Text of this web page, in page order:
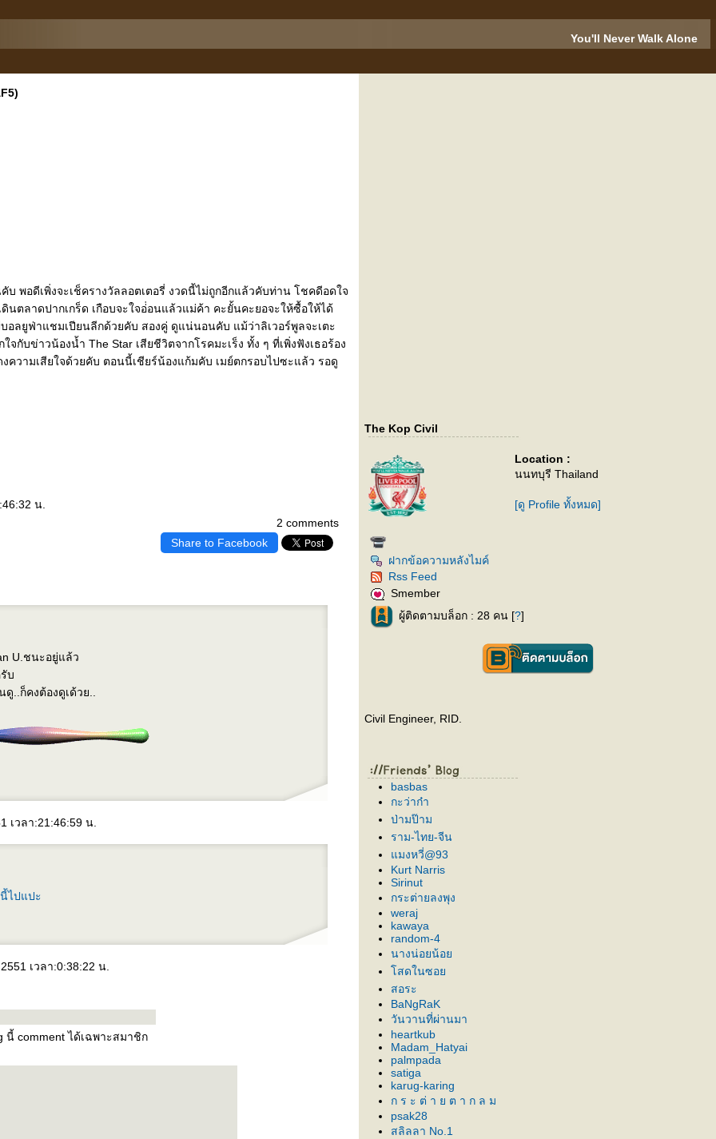
You'll Never Walk Alone
บ พอดีเพิ่งจะเช็ครางวัลลอตเตอรี่ งวดนี้ไม่ถูกอีกแล้วคับท่าน โชคดีอดใจ
นตลาดปากเกร็ด เกือบจะใจอ่่อนแล้วแม่ค้า คะยั้นคะยอจะให้ซื้อให้ได้
อลยูฟ่าแชมเปียนลีกด้วยคับ สองคู่ ดูแน่นอนคับ แม้ว่าลิเวอร์พูลจะเตะ
กับข่าวน้องน้ำ The Star เสียชีวิตจากโรคมะเร็ง ทั้ง ๆ ที่เพิ่งฟังเธอร้อง
งความเสียใจด้วยคับ ตอนนี้เชียร์น้องแก้มคับ เมย์ตกรอบไปซะแล้ว รอดู
2 comments
น.
Share to Facebook
U.ชนะอยู่แล้ว
บ
..ก็คงต้องดูเด้วย..
เวลา:21:46:59 น.
เวลา:0:38:22 น.
นี้ comment ได้เฉพาะสมาชิก
The Kop Civil
Location :
นนทบุรี Thailand
[ดู Profile ทั้งหมด]
ฝากข้อความหลังไมค์
Rss Feed
Smember
ผู้ติดตามบล็อก : 28 คน [?]
Civil Engineer, RID.
basbas
กะว่าก๋า
ป่ามป๊าม
ราม-ไทย-จีน
มงหวี่@93
Kurt Narris
Sirinut
กระต่ายลงพุง
weraj
kawaya
random-4
นางน่อยน้อ
สดในซอ
สอระ
BaNgRaK
วันวานที่ผ่านมา
heartkub
Madam_Hatyai
palmpada
satiga
karug-karing
ก ร ะ ต่ า ย ต า ก ล ม
psak28
สลิลลา No.1